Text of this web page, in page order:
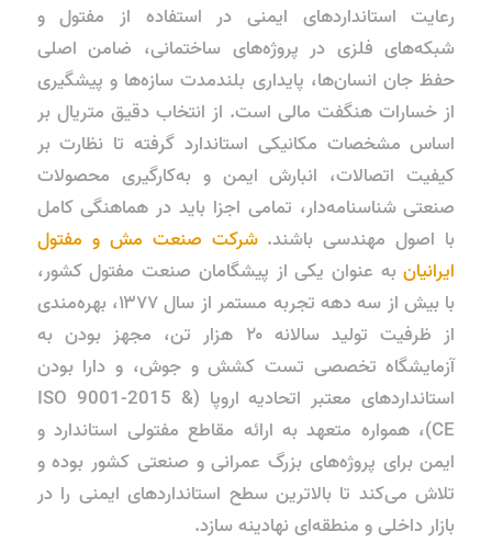
رعایت استانداردهای ایمنی در استفاده از مفتول و
شبکه‌های فلزی در پروژه‌های ساختمانی، ضامن اصلی
حفظ جان انسان‌ها، پایداری بلندمدت سازه‌ها و پیشگیری
از خسارات هنگفت مالی است. از انتخاب دقیق متریال بر
اساس مشخصات مکانیکی استاندارد گرفته تا نظارت بر
کیفیت اتصالات، انبارش ایمن و به‌کارگیری محصولات
صنعتی شناسنامه‌دار، تمامی اجزا باید در هماهنگی کامل
با اصول مهندسی باشند.شرکت صنعت مش و مفتول
ایرانیانبه عنوان یکی از پیشگامان صنعت مفتول کشور،
با بیش از سه دهه تجربه مستمر از سال ۱۳۷۷، بهره‌مندی
از ظرفیت تولید سالانه ۲۰ هزار تن، مجهز بودن به
آزمایشگاه تخصصی تست کشش و جوش، و دارا بودن
استانداردهای معتبر اتحادیه اروپا (ISO 9001-2015 &
CE)، همواره متعهد به ارائه مقاطع مفتولی استاندارد و
ایمن برای پروژه‌های بزرگ عمرانی و صنعتی کشور بوده و
تلاش می‌کند تا بالاترین سطح استانداردهای ایمنی را در
بازار داخلی و منطقه‌ای نهادینه سازد.